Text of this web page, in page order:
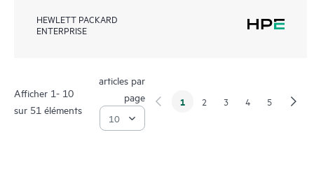
HEWLETT PACKARD
ENTERPRISE
Afficher 1- 10
sur 51 éléments
articles par
page
1 2 3 4 5